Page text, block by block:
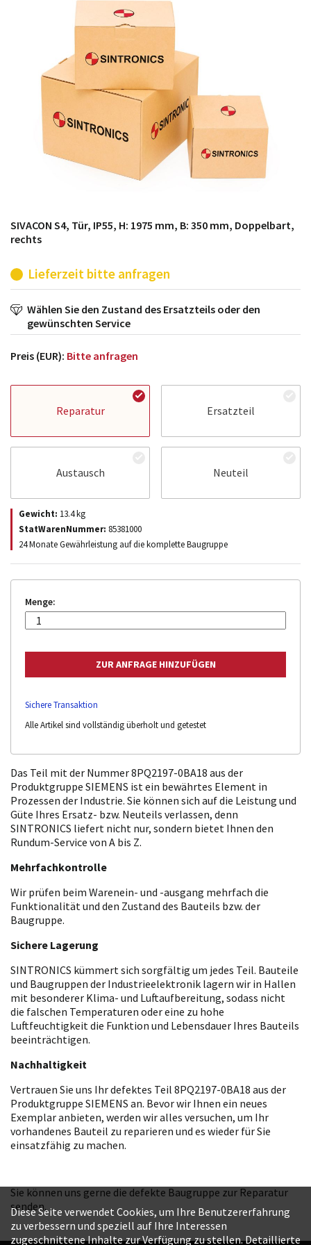
möglich. SINTRONICS ist dann ihr Partner, der
entweder die alten Baugruppen technisch hochwertig
repariert oder ihnen die abgekündigten Baugruppen
aus dem eigenen Lager ersetzt.
SIVACON S4, Tür, IP55, H: 1975 mm, B: 350 mm, Doppelbart,
rechts
Lieferzeit bitte anfragen
Wählen Sie den Zustand des Ersatzteils oder den
gewünschten Service
Preis (EUR): Bitte anfragen
Reparatur Ersatzteil
Austausch Neuteil
Gewicht: 13.4kg
StatWarenNummer: 85381000
24 Monate Gewährleistung auf die komplette Baugruppe
Menge:
Sichere Transaktion
Alle Artikel sind vollständig überholt und getestet
Das Teil mit der Nummer 8PQ2197-0BA18 aus der
Produktgruppe SIEMENS ist ein bewährtes Element in
Prozessen der Industrie. Sie können sich auf die Leistung und
Güte Ihres Ersatz- bzw. Neuteils verlassen, denn
SINTRONICS liefert nicht nur, sondern bietet Ihnen den
Rundum-Service von A bis Z.
Mehrfachkontrolle
Wir prüfen beim Warenein- und -ausgang mehrfach die
Funktionalität und den Zustand des Bauteils bzw. der
Baugruppe.
Sichere Lagerung
SINTRONICS kümmert sich sorgfältig um jedes Teil. Bauteile
und Baugruppen der Industrieelektronik lagern wir in Hallen
mit besonderer Klima- und Luftaufbereitung, sodass nicht
die falschen Temperaturen oder eine zu hohe
Luftfeuchtigkeit die Funktion und Lebensdauer Ihres Bauteils
beeinträchtigen.
Nachhaltigkeit
Vertrauen Sie uns Ihr defektes Teil 8PQ2197-0BA18 aus der
Produktgruppe SIEMENS an. Bevor wir Ihnen ein neues
Exemplar anbieten, werden wir alles versuchen, um Ihr
vorhandenes Bauteil zu reparieren und es wieder für Sie
einsatzfähig zu machen.
Sie können uns gerne die defekte Baugruppe zur Reparatur
senden.
Diese Seite verwendet Cookies, um Ihre Benutzererfahrung
zu verbessern und speziell auf Ihre Interessen
zugeschnittene Inhalte zur Verfügung zu stellen. Detaillierte